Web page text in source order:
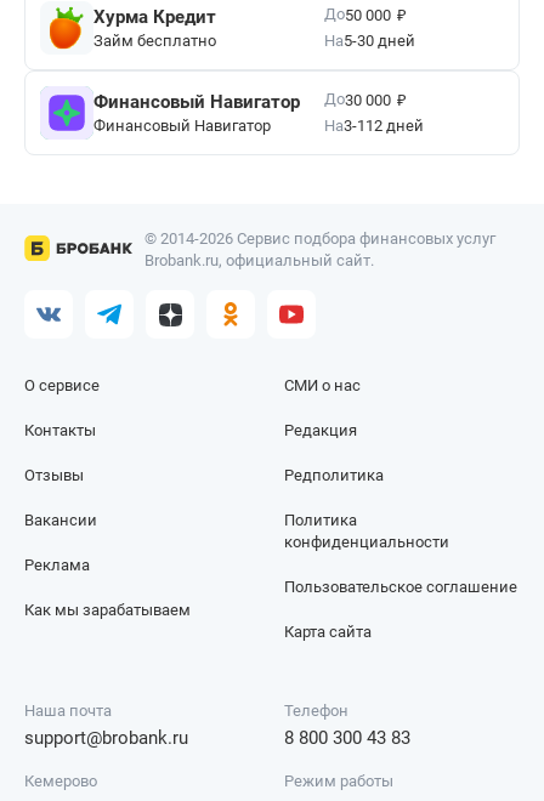
Хурма Кредит
Займ бесплатно
До50 000 ₽
На5-30 дней
Финансовый Навигатор
Финансовый Навигатор
До30 000 ₽
На3-112 дней
© 2014-2026 Сервис подбора финансовых услуг
Brobank.ru, официальный сайт.
О сервисе
Контакты
Отзывы
СМИ о нас
Редакция
Редполитика
Вакансии
Реклама
Как мы зарабатываем
Политика
конфиденциальности
Пользовательское соглашение
Карта сайта
Наша почта
support@brobank.ru
Телефон
8 800 300 43 83
Кемерово Режим работы